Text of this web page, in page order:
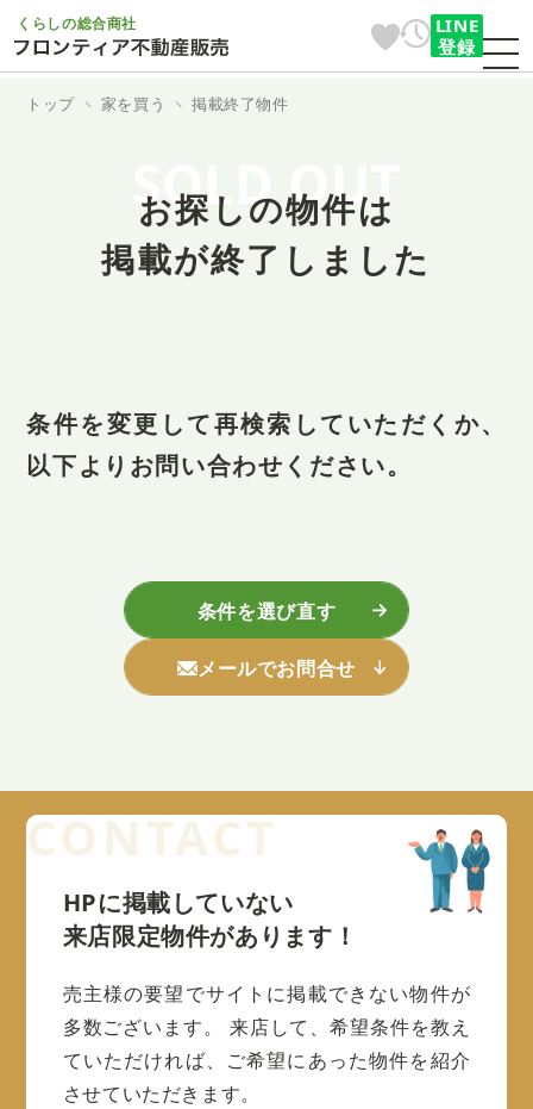
くらしの総合商社
LINE
登録
トップ 家を買う 掲載終了物件
SOLD OUT
お探しの物件は
掲載が終了しました
条件を変更して再検索していただくか、
以下よりお問い合わせください。
条件を選び直す
メールでお問合せ
HPに掲載していない
来店限定物件があります！
売主様の要望でサイトに掲載できない物件が
多数ございます。
来店して、希望条件を教え
ていただければ、ご希望にあった物件を紹介
させていただきます。